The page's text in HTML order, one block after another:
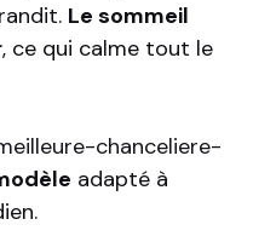
Le sommeil
, ce qui calme tout le
chanceliere-
adapté à